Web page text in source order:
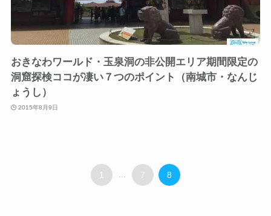
おきなわワールド・玉泉洞の非公開エリア期間限定の
洞窟探検ココが凄い７つのポイント（南城市・なんじ
ょうし）
2015年8月9日
1 ... 7 8